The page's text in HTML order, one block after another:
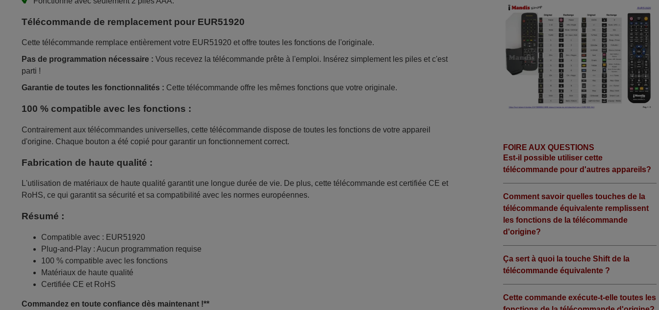
Télécommande de remplacement pour EUR51920
Cette télécommande remplace entièrement votre EUR51920 et offre toutes les fonctions de l'originale.
Pas de programmation nécessaire : Vous recevez la télécommande prête à l'emploi. Insérez simplement les piles et c'est
parti !
Garantie de toutes les fonctionnalités : Cette télécommande offre les mêmes fonctions que votre originale.
100 % compatible avec les fonctions :
Contrairement aux télécommandes universelles, cette télécommande dispose de toutes les fonctions de votre appareil
d'origine. Chaque bouton a été copié pour garantir un fonctionnement correct.
Fabrication de haute qualité :
L'utilisation de matériaux de haute qualité garantit une longue durée de vie. De plus, cette télécommande est certifiée CE et
RoHS, ce qui garantit sa sécurité et sa compatibilité avec les normes européennes.
Résumé :
Compatible avec : EUR51920
Plug-and-Play : Aucun programmation requise
100 % compatible avec les fonctions
Matériaux de haute qualité
Certifiée CE et RoHS
Commandez en toute confiance dès maintenant !**
FOIRE AUX QUESTIONS
Est-il possible utiliser cette
télécommande pour d'autres appareils?
Comment savoir quelles touches de la
télécommande équivalente remplissent
les fonctions de la télécommande
d'origine?
Ça sert à quoi la touche Shift de la
télécommande équivalente ?
Cette commande exécute-t-elle toutes les